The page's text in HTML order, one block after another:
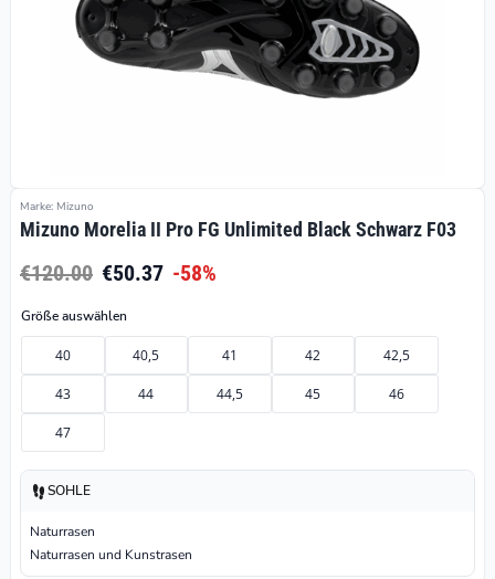
Marke: Mizuno
Mizuno Morelia II Pro FG Unlimited Black Schwarz F03
€120.00 €50.37 -58%
Größe auswählen
40 40,5 41 42 42,5
43 44 44,5 45 46
47
SOHLE
Naturrasen
Naturrasen und Kunstrasen